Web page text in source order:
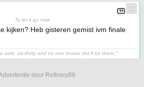
To let it go now
kijken? Heb gisteren gemist ivm finale
cafe, six-thirty and no one knows she'll be there."
door Refinery89